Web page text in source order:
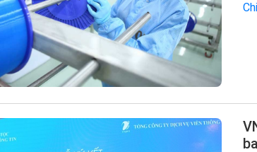
VNPT ký kết thỏa thuận hợp tác với Ủy